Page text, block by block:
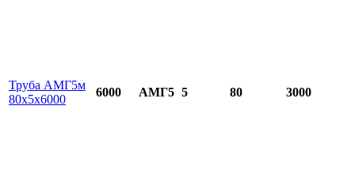
Труба АМГ5м
80х5х6000
6000 АМГ5 5 80
3000